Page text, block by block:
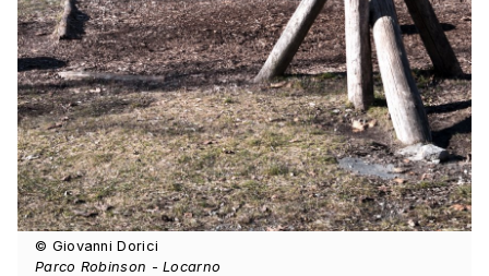
© Giovanni Dorici
Parco Robinson - Locarno